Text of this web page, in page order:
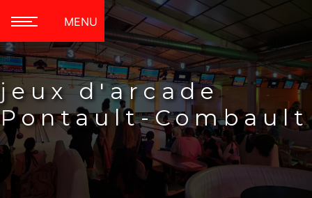
MENU
jeux d'arcade
Pontault-Combault
Panneau de gestion des cookies